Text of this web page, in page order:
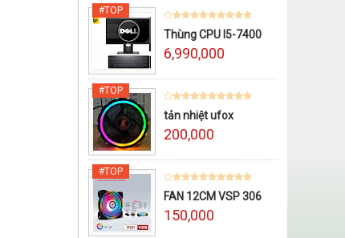
Thùng CPU I5-7400
6,990,000
tản nhiệt ufox
200,000
FAN 12CM VSP 306
150,000